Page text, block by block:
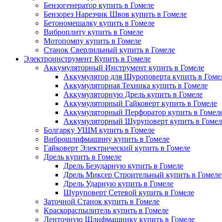
Бензогенератор купить в Гомеле
Бензорез Нарезчик Швов купить в Гомеле
Бетономешалку купить в Гомеле
Виброплиту купить в Гомеле
Мотопомпу купить в Гомеле
Станок Сверлильный купить в Гомеле
Электроинструмент Купить в Гомеле
Аккумуляторный Инструмент купить в Гомеле
Аккумулятор для Шуроповерта купить в
Аккумуляторная Техника купить в Гомеле
Аккумуляторную Дрель купить в Гомеле
Аккумуляторный Гайковерт купить в Гомеле
Аккумуляторный Перфоратор купить в
Аккумуляторный Шуруповерт купить в
Болгарку УШМ купить в Гомеле
Виброшлифмашину купить в Гомеле
Гайковерт Электрический купить в Гомеле
Дрель купить в Гомеле
Дрель Безударную купить в Гомеле
Дрель Миксер Строительный купить в Гомеле
Дрель Ударную купить в Гомеле
Шуруповерт Сетевой купить в Гомеле
Заточной Станок купить в Гомеле
Краскораспылитель купить в Гомеле
Ленточную Шлифмашинку купить в Гомеле